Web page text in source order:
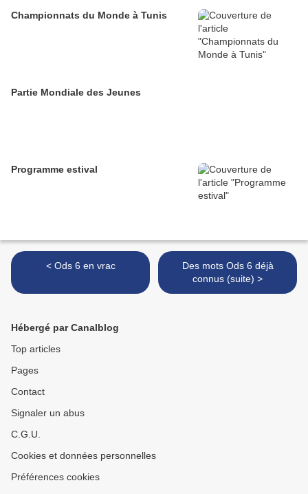
Championnats du Monde à Tunis
Partie Mondiale des Jeunes
Programme estival
< Ods 6 en vrac
Des mots Ods 6 déjà
connus (suite) >
Hébergé par Canalblog
Top articles
Pages
Contact
Signaler un abus
C.G.U.
Cookies et données personnelles
Préférences cookies